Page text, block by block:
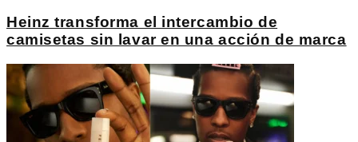
Heinz transforma el intercambio de
camisetas sin lavar en una acción de marca